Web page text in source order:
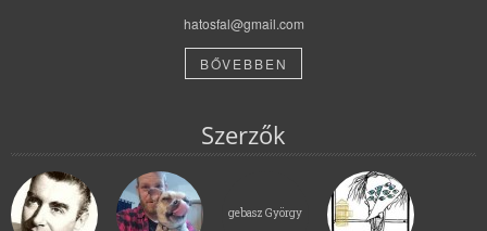
hatosfal@gmail.com
BŐVEBBEN
Szerzők
gebasz György